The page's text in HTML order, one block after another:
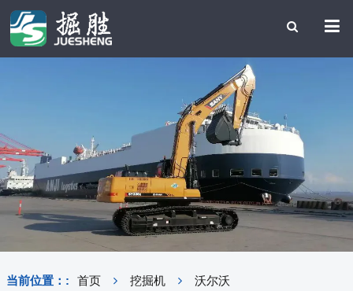
当前位置：: 首页 挖掘机 沃尔沃